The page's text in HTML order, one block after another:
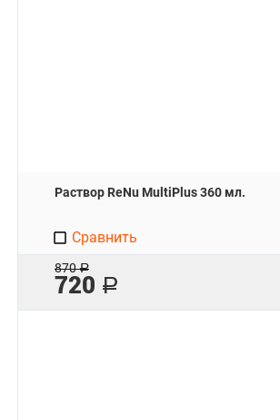
Раствор ReNu MultiPlus 360 мл.
870 Р
720 Р
Сравнить